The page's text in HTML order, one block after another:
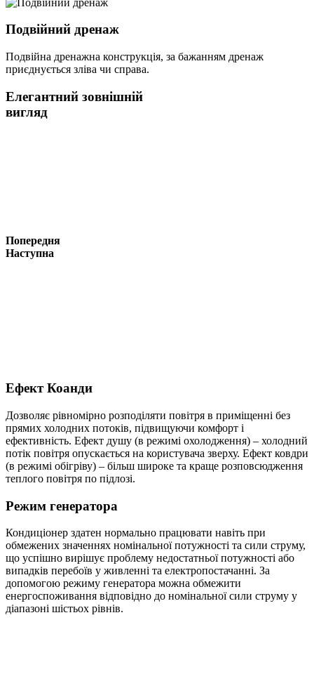
Подвійний дренаж
Подвійна дренажна конструкція, за бажанням дренаж
приєднується зліва чи справа.
Елегантний зовнішній
вигляд
Попередня
Наступна
Ефект Коанди
Дозволяє рівномірно розподіляти повітря в приміщенні без
прямих холодних потоків, підвищуючи комфорт і
ефективність. Ефект душу (в режимі охолодження) – холодний
потік повітря опускається на користувача зверху. Ефект ковдри
(в режимі обігріву) – більш широке та краще розповсюдження
теплого повітря по підлозі.
Режим генератора
Кондиціонер здатен нормально працювати навіть при
обмежених значеннях номінальної потужності та сили струму,
що успішно вирішує проблему недостатньої потужності або
випадків перебоїв у живленні та електропостачанні. За
допомогою режиму генератора можна обмежити
енергоспоживання відповідно до номінальної сили струму у
діапазоні шістьох рівнів.